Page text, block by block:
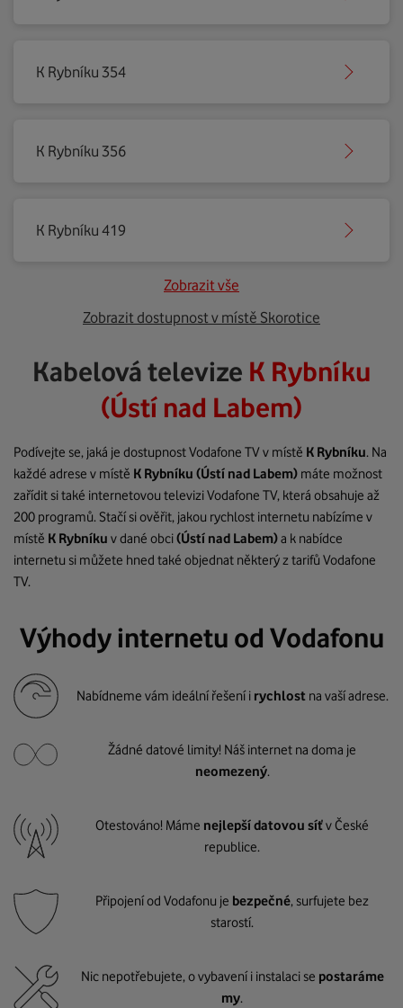
K Rybníku 354
K Rybníku 356
K Rybníku 419
Zobrazit vše
Zobrazit dostupnost v místě Skorotice
Kabelová televize K Rybníku
(Ústí nad Labem)
Podívejte se, jaká je dostupnost Vodafone TV v místě K Rybníku. Na
každé adrese v místě K Rybníku (Ústí nad Labem) máte možnost
zařídit si také internetovou televizi Vodafone TV, která obsahuje až
200 programů. Stačí si ověřit, jakou rychlost internetu nabízíme v
místě K Rybníku v dané obci(Ústí nad Labem)a k nabídce
internetu si můžete hned také objednat některý z tarifů Vodafone
TV.
Výhody internetu od Vodafonu
Nabídneme vám ideální řešení i rychlost na vaší adrese.
Žádné datové limity! Náš internet na doma je
neomezený.
Otestováno! Máme nejlepší datovou síťv České
republice.
Připojení od Vodafonu je bezpečné, surfujete bez
starostí.
Nic nepotřebujete, o vybavení i instalaci se postaráme
my.